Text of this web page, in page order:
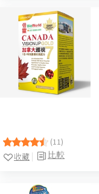
(11)
比較
收藏